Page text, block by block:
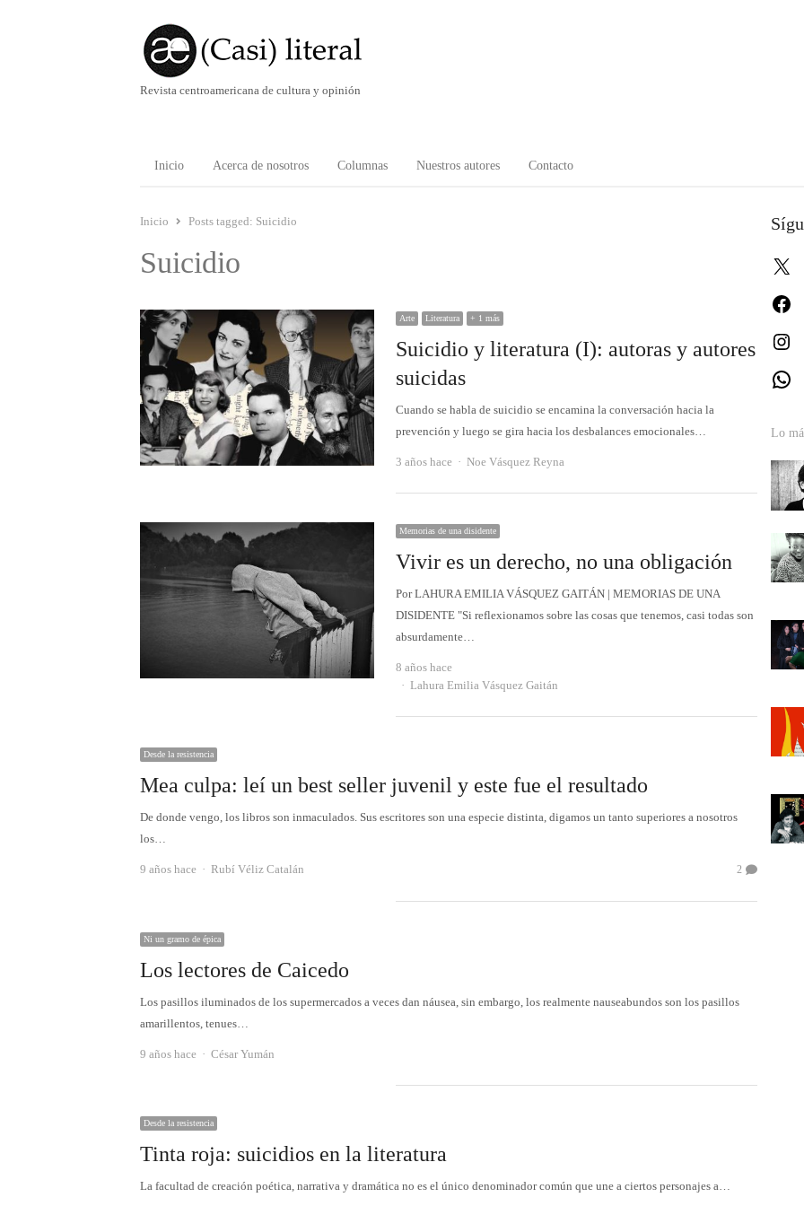
Revista centroamericana de cultura y opinión
Inicio Acerca de nosotros Columnas Nuestros autores Contacto
Inicio Posts tagged: Suicidio
Suicidio
Arte Literatura + 1 más
Suicidio y literatura (I): autoras y autores
suicidas
Cuando se habla de suicidio se encamina la conversación hacia la
prevención y luego se gira hacia los desbalances emocionales…
3 años hace Autor
Noe Vásquez Reyna
Memorias de una disidente
Vivir es un derecho, no una obligación
Por LAHURA EMILIA VÁSQUEZ GAITÁN | MEMORIAS DE UNA
DISIDENTE "Si reflexionamos sobre las cosas que tenemos, casi todas son
absurdamente…
8 años hace
Autor
Lahura Emilia Vásquez Gaitán
Desde la resistencia
Mea culpa: leí un best seller juvenil y este fue el resultado
De donde vengo, los libros son inmaculados. Sus escritores son una especie distinta, digamos un tanto superiores a nosotros
los…
9 años hace Autor
Rubí Véliz Catalán 2
Ni un gramo de épica
Los lectores de Caicedo
Los pasillos iluminados de los supermercados a veces dan náusea, sin embargo, los realmente nauseabundos son los pasillos
amarillentos, tenues…
9 años hace Autor
César Yumán
Desde la resistencia
Tinta roja: suicidios en la literatura
La facultad de creación poética, narrativa y dramática no es el único denominador común que une a ciertos personajes a…
Lo